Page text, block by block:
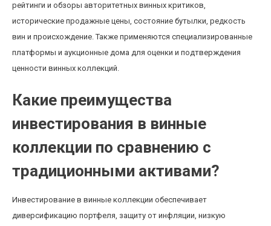
рейтинги и обзоры авторитетных винных критиков,
исторические продажные цены, состояние бутылки, редкость
вин и происхождение. Также применяются специализированные
платформы и аукционные дома для оценки и подтверждения
ценности винных коллекций.
Какие преимущества
инвестирования в винные
коллекции по сравнению с
традиционными активами?
Инвестирование в винные коллекции обеспечивает
диверсификацию портфеля, защиту от инфляции, низкую